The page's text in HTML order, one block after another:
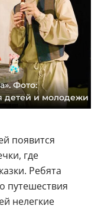
Фото:
детей и молодежи
появится
где
Ребята
путешествия
нелегкие